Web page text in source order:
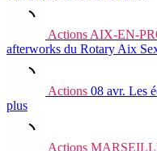
Actions AIX-EN-
afterworks du Rotary Aix
Actions 08 avr. Les
plus
Actions